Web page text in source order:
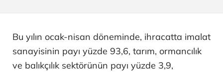
Bu yılın ocak-nisan döneminde, ihracatta imalat
sanayisinin payı yüzde 93,6, tarım, ormancılık
ve balıkçılık sektörünün payı yüzde 3,9,